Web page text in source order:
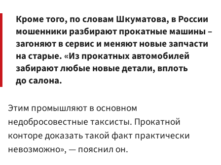
Кроме того, по словам Шкуматова, в России
мошенники разбирают прокатные машины –
загоняют в сервис и меняют новые запчасти
на старые. «Из прокатных автомобилей
забирают любые новые детали, вплоть
до салона.
Этим промышляют в основном
недобросовестные таксисты. Прокатной
конторе доказать такой факт практически
невозможно», — пояснил он.